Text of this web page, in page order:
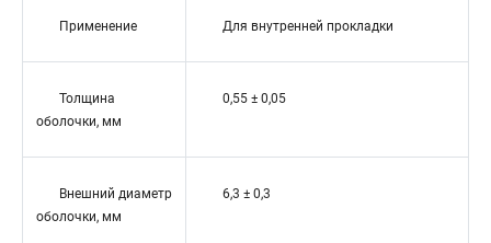
Применение Для внутренней прокладки
Толщина
оболочки, мм
0,55 ± 0,05
Внешний диаметр
оболочки, мм
6,3 ± 0,3